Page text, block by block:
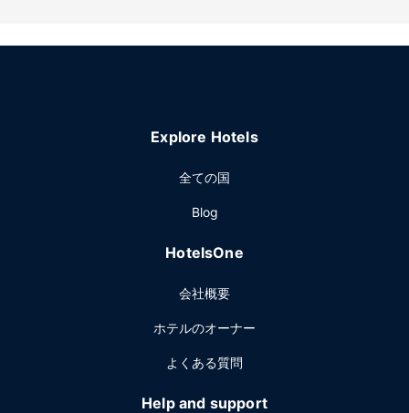
Explore Hotels
全ての国
Blog
HotelsOne
会社概要
ホテルのオーナー
よくある質問
Help and support